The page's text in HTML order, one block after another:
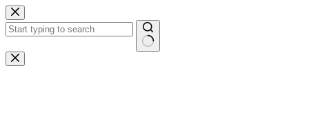
Zum
Inhalt
springen
Keine
Ergebnisse